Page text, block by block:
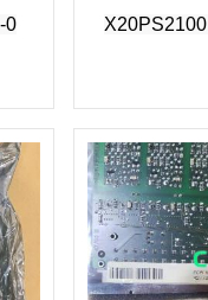
X20PS2100 وحدة الإدخال الرقمية